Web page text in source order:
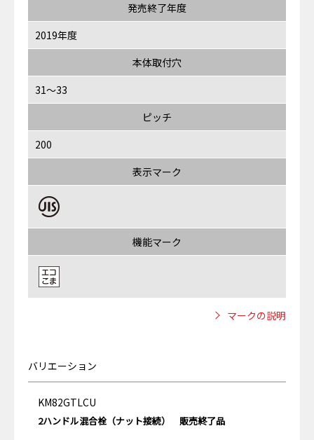
発売終了年度
2019年度
本体取付穴
31～33
ピッチ
200
表示マーク
機能マーク
マークの説明
バリエーション
KM82GTLCU
2ハンドル混合栓（ナット接続） 販売終了品